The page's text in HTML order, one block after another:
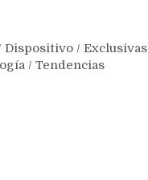
Dispositivo / Exclusivas
/ Tendencias